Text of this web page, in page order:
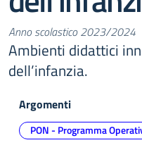
Anno scolastico 2023/2024
Ambienti didattici
dell’infanzia.
Argomenti
PON - Programma